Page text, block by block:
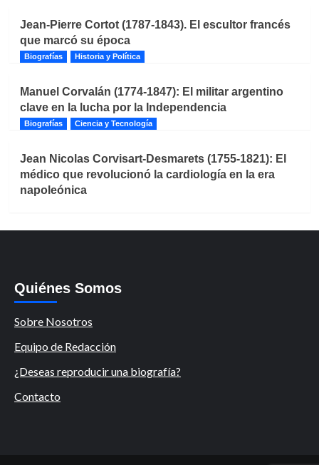
Jean-Pierre Cortot (1787-1843). El escultor francés
que marcó su época
Biografías Historia y Política
Manuel Corvalán (1774-1847): El militar argentino
clave en la lucha por la Independencia
Biografías Ciencia y Tecnología
Jean Nicolas Corvisart-Desmarets (1755-1821): El
médico que revolucionó la cardiología en la era
napoleónica
Quiénes Somos
Sobre Nosotros
Equipo de Redacción
¿Deseas reproducir una biografía?
Contacto